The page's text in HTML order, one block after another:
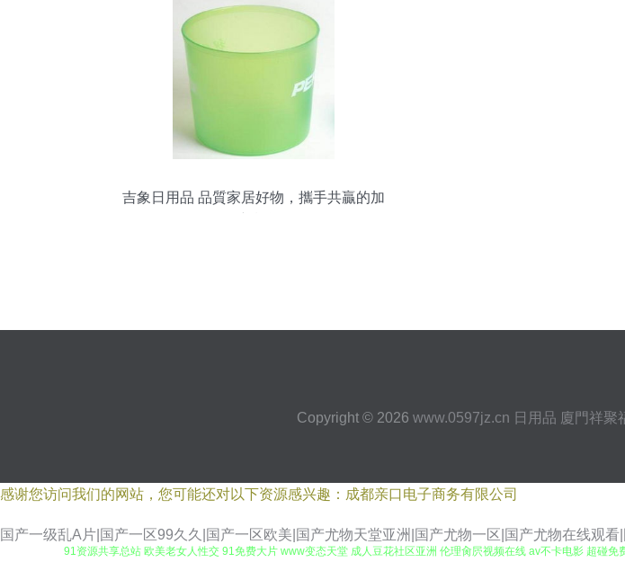
吉象日用品 品質家居好物，攜手共贏的加
Copyright © 2026 www.0597jz.cn 日用品 廈門祥聚
感谢您访问我们的网站，您可能还对以下资源感兴趣：成都亲口电子商务有限公司
国产一级乱A片|国产一区99久久|国产一区欧美|国产尤物天堂亚洲|国产尤物一区|国产尤物在线观
91资源共享总站 欧美老女人性交 91免费大片 www变态天堂 成人豆花社区亚洲 伦理肏屄视频在线 av不卡电影 超碰